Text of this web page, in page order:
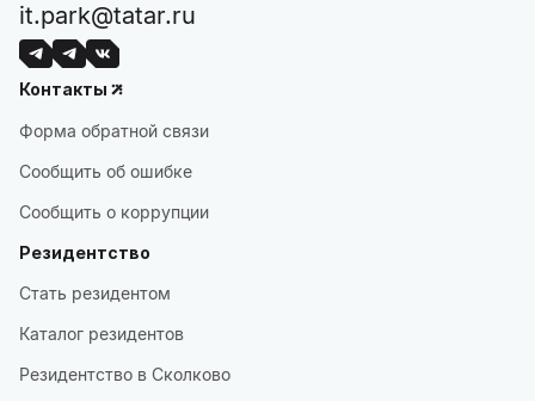
it.park@tatar.ru
Контакты
Форма обратной связи
Сообщить об ошибке
Сообщить о коррупции
Резидентство
Стать резидентом
Каталог резидентов
Резидентство в Сколково